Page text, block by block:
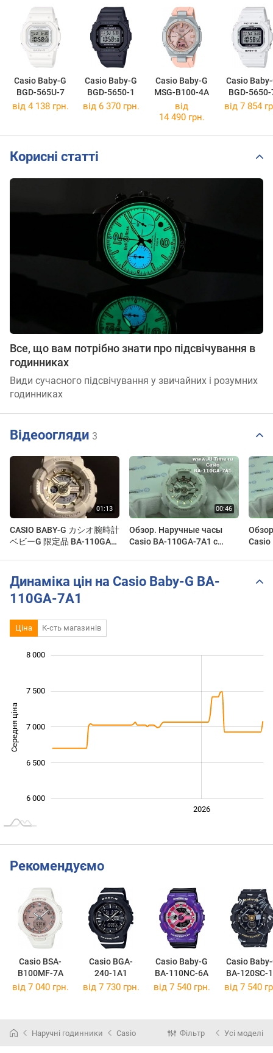
Casio Baby-G
BGD-565U-7
Casio Baby-G
BGD-5650-1
Casio Baby-G
MSG-B100-4A
Casio
BGD-5650-
від 4 138 грн. від 6 370 грн.
від
14 490 грн.
від 7 854
Корисні статті
Все, що вам потрібно знати про підсвічування в
годинниках
Види сучасного підсвічування у звичайних і розумних
годинниках
Відеоогляди 3
CASIO BABY-G カシオ腕時計
ベビーG 限定品 BA-110GA-
Обзор. Наручные часы
Casio BA-110GA-7A1 с
Casio
Динаміка цін на Casio Baby-G BA-
110GA-7A1
Ціна К-сть магазинів
Середня ціна 6 200
6 000
8 000
7 000
7 500
6 500
2026
Рекомендуємо
Casio BSA-
B100MF-7A
Casio BGA-
240-1A1
Casio Baby-G
BA-110NC-6A
Casio
BA-120SC-
від 7 040 грн. від 7 730 грн. від 7 540 грн. від 7 540
Наручні годинники Casio Фільтр Усі моделі